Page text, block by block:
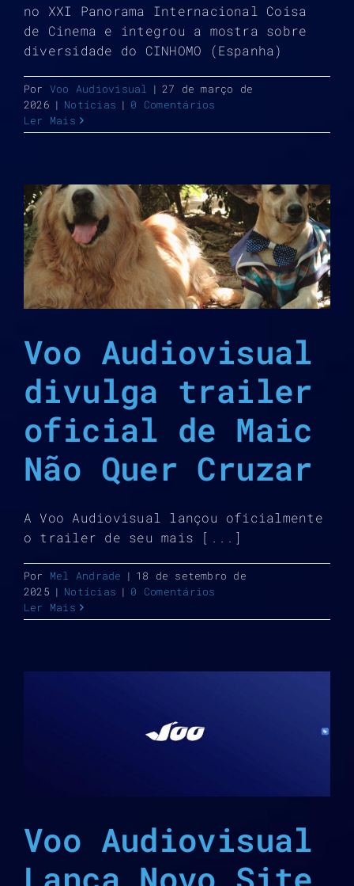
no XXI Panorama Internacional Coisa
de Cinema e integrou a mostra sobre
diversidade do CINHOMO (Espanha)
Por Voo Audiovisual | 27 de março de
2026 | Notícias | 0 Comentários
Ler Mais
Voo Audiovisual
divulga trailer
oficial de Maic
Não Quer Cruzar
A Voo Audiovisual lançou oficialmente
o trailer de seu mais [...]
Por Mel Andrade | 18 de setembro de
2025 | Notícias | 0 Comentários
Ler Mais
Voo Audiovisual